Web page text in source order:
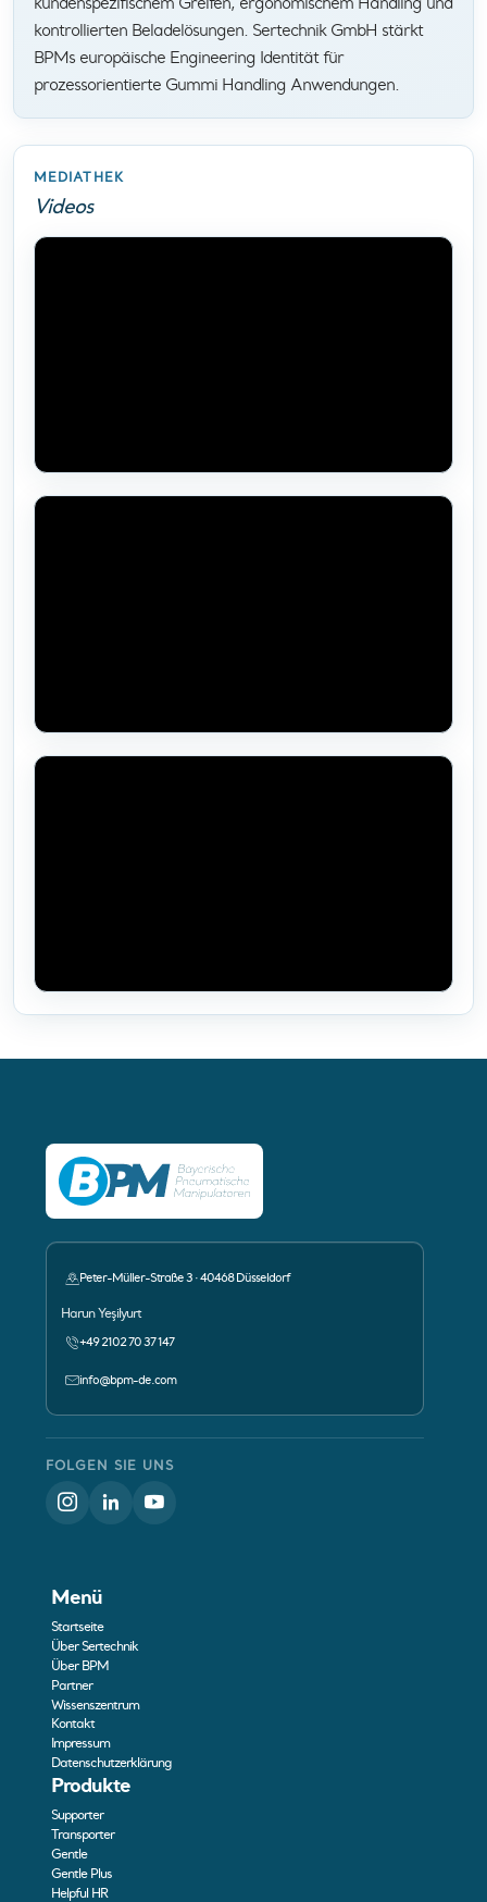
kontrollierten Beladelösungen. Sertechnik GmbH stärkt
BPMs europäische Engineering Identität für
prozessorientierte Gummi Handling Anwendungen.
MEDIATHEK
Videos
Peter-Müller-Straße 3 · 40468 Düsseldorf
Ansprechpartner:
Harun Yeşilyurt
+49 2102 70 37 147
info@bpm-de.com
FOLGEN SIE UNS
Menü
Startseite
Über Sertechnik
Über BPM
Partner
Wissenszentrum
Kontakt
Impressum
Datenschutzerklärung
Produkte
Supporter
Transporter
Gentle
Gentle Plus
Helpful HR